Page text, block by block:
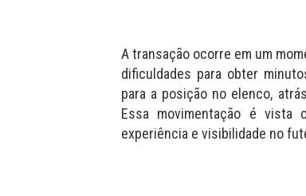
A transação ocorre em um
dificuldades para obter
para a posição no elenco,
Essa movimentação é vista
experiência e visibilidade no